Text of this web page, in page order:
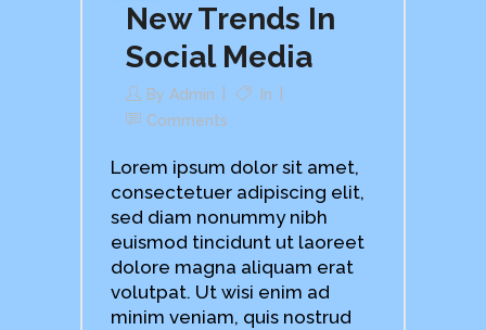
New Trends In
Social Media
By Admin
In
Comments
Lorem ipsum dolor sit amet,
consectetuer adipiscing elit,
sed diam nonummy nibh
euismod tincidunt ut laoreet
dolore magna aliquam erat
volutpat. Ut wisi enim ad
minim veniam, quis nostrud